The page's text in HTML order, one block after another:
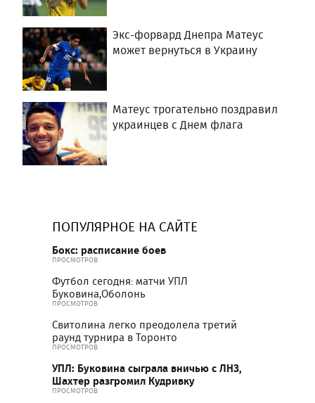
Экс-форвард Днепра Матеус
может вернуться в Украину
Матеус трогательно поздравил
украинцев с Днем флага
ПОПУЛЯРНОЕ НА САЙТЕ
Бокс: расписание боев
ПРОСМОТРОВ
Футбол сегодня: матчи УПЛ
Буковина,Оболонь
ПРОСМОТРОВ
Свитолина легко преодолела третий
раунд турнира в Торонто
ПРОСМОТРОВ
УПЛ: Буковина сыграла вничью с ЛНЗ,
Шахтер разгромил Кудривку
ПРОСМОТРОВ